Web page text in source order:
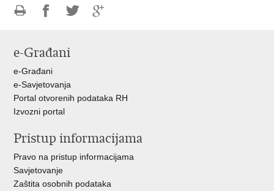
FacebookuTwitteru
e-Građani
e-Građani
e-Savjetovanja
Portal otvorenih podataka RH
Izvozni portal
Pristup informacijama
Pravo na pristup informacijama
Savjetovanje
Zaštita osobnih podataka